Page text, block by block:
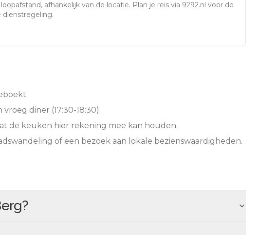
afhankelijk van de locatie. Plan je reis via 9292.nl voor de
dienstregeling.
diner (17:30-18:30).
de keuken hier rekening mee kan houden.
of een bezoek aan lokale bezienswaardigheden.
?